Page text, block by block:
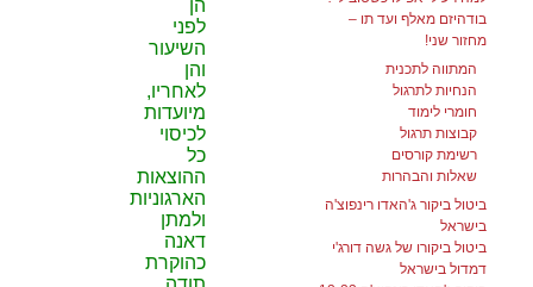
בודהיזם מאלף ועד תו –
מחזור שני!
המתווה לתכנית
הנחיות לתרגול
חומרי לימוד
קבוצות תרגול
רשימת קורסים
שאלות והבהרות
ביטול ביקור ג'האדו רינפוצ'ה
בישראל
ביטול ביקורו של גשה דורג'י
דמדול בישראל
הן
לפני
השיעור
והן
לאחריו,
מיועדות
לכיסוי
כל
ההוצאות
הארגוניות
ולמתן
דאנה
כהוקרת